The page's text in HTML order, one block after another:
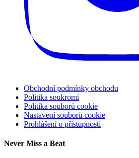
Obchodní podmínky obchodu
Politika soukromí
Politika souborů cookie
Nastavení souborů cookie
Prohlášení o přístupnosti
Never Miss a Beat